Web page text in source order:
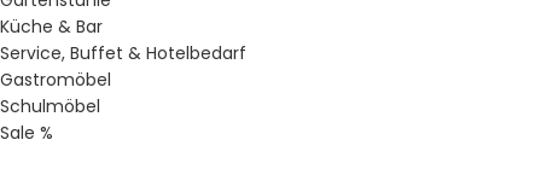
Küche & Bar
Service, Buffet & Hotelbedarf
Gastromöbel
Schulmöbel
Sale %